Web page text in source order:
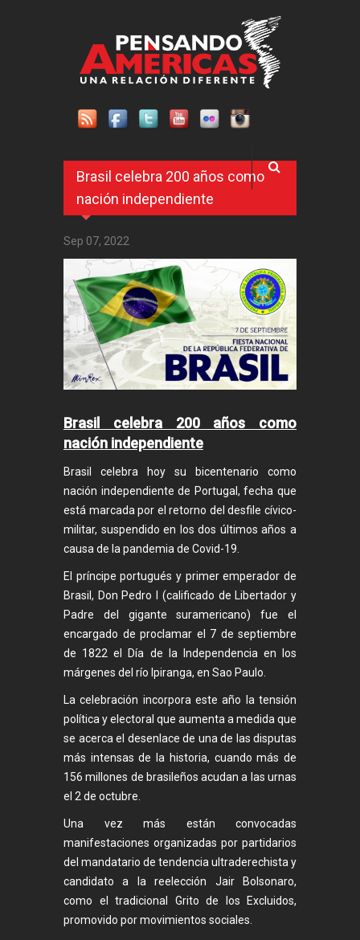
Brasil celebra 200 años como
nación independiente
Sep 07, 2022
Brasil celebra 200 años como
nación independiente
Brasil celebra hoy su bicentenario como
nación independiente de Portugal, fecha que
está marcada por el retorno del desfile cívico-
militar, suspendido en los dos últimos años a
causa de la pandemia de Covid-19.
El príncipe portugués y primer emperador de
Brasil, Don Pedro I (calificado de Libertador y
Padre del gigante suramericano) fue el
encargado de proclamar el 7 de septiembre
de 1822 el Día de la Independencia en los
márgenes del río Ipiranga, en Sao Paulo.
La celebración incorpora este año la tensión
política y electoral que aumenta a medida que
se acerca el desenlace de una de las disputas
más intensas de la historia, cuando más de
156 millones de brasileños acudan a las urnas
el 2 de octubre.
Una vez más están convocadas
manifestaciones organizadas por partidarios
del mandatario de tendencia ultraderechista y
candidato a la reelección Jair Bolsonaro,
como el tradicional Grito de los Excluidos,
promovido por movimientos sociales.